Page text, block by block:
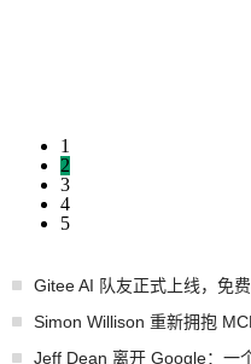
1
2
3
4
5
Gitee AI 队友正式上线，免
Simon Willison 重新拥抱
Jeff Dean 离开 Google：一